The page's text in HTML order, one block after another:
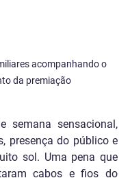
acompanhando o
da premiação
semana sensacional,
presença do público e
sol. Uma pena que
cabos e fios do